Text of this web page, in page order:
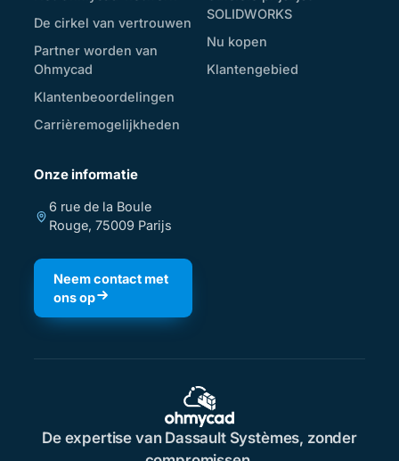
De cirkel van vertrouwen
Partner worden van
Ohmycad
Klantenbeoordelingen
Carrièremogelijkheden
SOLIDWORKS
Nu kopen
Klantengebied
Onze informatie
6 rue de la Boule
Rouge, 75009 Parijs
Neem contact met
ons op
De expertise van Dassault Systèmes, zonder